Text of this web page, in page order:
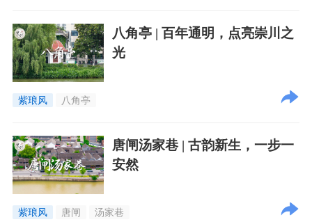
八角亭 | 百年通明，点亮崇川之
光
紫琅风 八角亭
唐闸汤家巷 | 古韵新生，一步一
安然
紫琅风 唐闸 汤家巷